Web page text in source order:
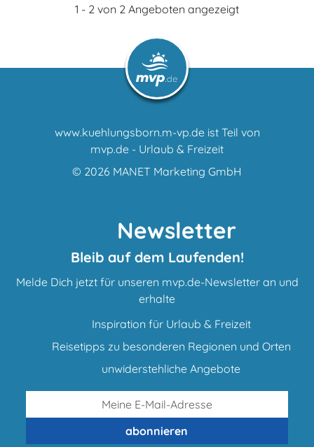
1 - 2 von 2 Angeboten angezeigt
www.kuehlungsborn.m-vp.de ist Teil von
mvp.de - Urlaub & Freizeit
© 2026 MANET Marketing GmbH
Newsletter
Bleib auf dem Laufenden!
Melde Dich jetzt für unseren mvp.de-Newsletter an und
erhalte
Inspiration für Urlaub & Freizeit
Reisetipps zu besonderen Regionen und Orten
unwiderstehliche Angebote
abonnieren